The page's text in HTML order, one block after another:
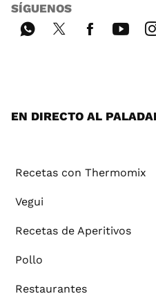
SÍGUENOS
EN DIRECTO AL
Recetas con Thermomix
Vegui
Recetas de Aperitivos
Pollo
Restaurantes